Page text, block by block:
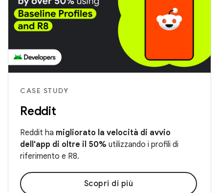
CASE STUDY
Reddit
Reddit ha migliorato la velocità di avvio
dell'app di oltre il 50% utilizzando i profili di
riferimento e R8.
Scopri di più